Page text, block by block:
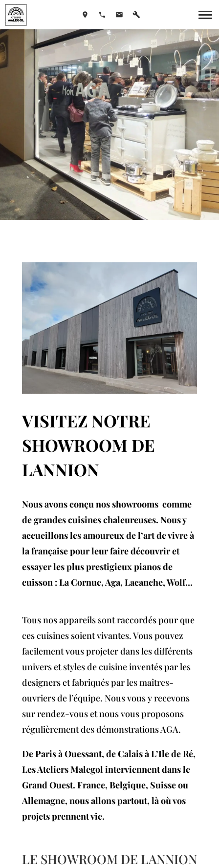
Showroom
de Lannion
VISITEZ NOTRE
SHOWROOM DE
LANNION
Nous avons conçu nos showrooms comme
de grandes cuisines chaleureuses. Nous y
accueillons les amoureux de l’art de vivre à
la française pour leur faire découvrir et
essayer les plus prestigieux pianos de
cuisson : La Cornue, Aga, Lacanche, Wolf…
Tous nos appareils sont raccordés pour que
ces cuisines soient vivantes. Vous pouvez
facilement vous projeter dans les différents
univers et styles de cuisine inventés par les
designers et fabriqués par les maîtres-
ouvriers de l’équipe. Nous vous y recevons
sur rendez-vous et nous vous proposons
régulièrement des démonstrations AGA.
De Paris à Ouessant, de Calais à L’Ile de Ré,
Les Ateliers Malegol interviennent dans le
Grand Ouest. France, Belgique, Suisse ou
Allemagne, nous allons partout, là où vos
projets prennent vie.
LE SHOWROOM DE LANNION